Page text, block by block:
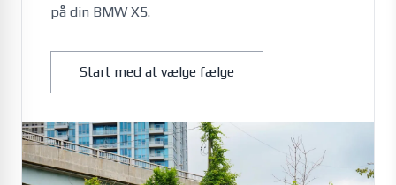
på din BMW X5.
Start med at vælge fælge